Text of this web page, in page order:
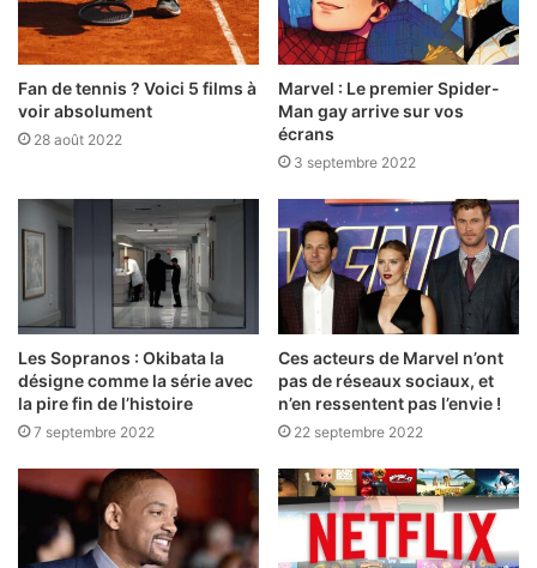
Fan de tennis ? Voici 5 films à
voir absolument
28 août 2022
Marvel : Le premier Spider-
Man gay arrive sur vos
écrans
3 septembre 2022
Les Sopranos : Okibata la
désigne comme la série avec
la pire fin de l’histoire
7 septembre 2022
Ces acteurs de Marvel n’ont
pas de réseaux sociaux, et
n’en ressentent pas l’envie !
22 septembre 2022